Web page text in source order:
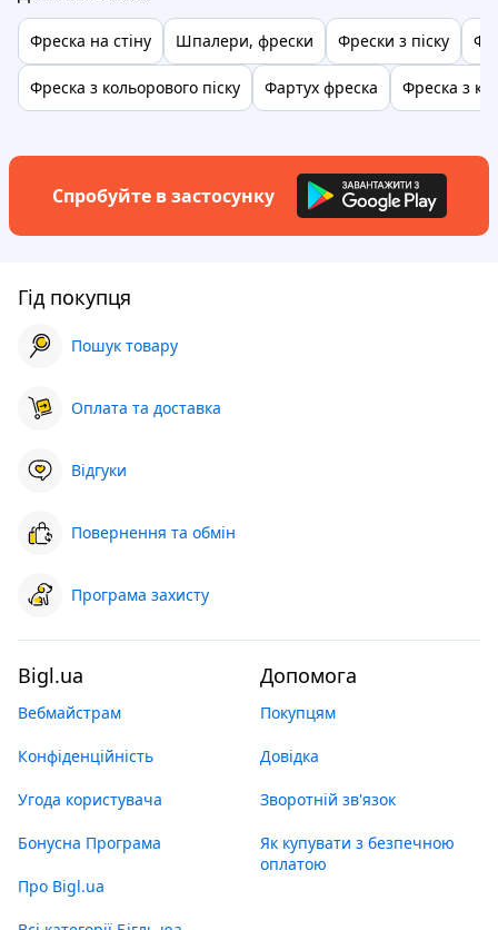
Фреска на стіну Шпалери, фрески Фрески з піску
Фреска з кольорового піску Фартух фреска Фреска з
Спробуйте в застосунку
Гід покупця
Пошук товару
Оплата та доставка
Відгуки
Повернення та обмін
Програма захисту
Bigl.ua
Вебмайстрам
Конфіденційність
Угода користувача
Бонусна Програма
Про Bigl.ua
Допомога
Покупцям
Довідка
Зворотній зв'язок
Як купувати з безпечною
оплатою